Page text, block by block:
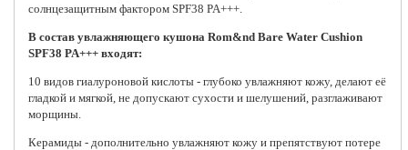
солнцезащитным фактором SPF38 PA+++.
В состав увлажняющего кушона Rom&nd Bare Water Cushion
SPF38 PA+++ входят:
10 видов гиалуроновой кислоты - глубоко увлажняют кожу, делают её
гладкой и мягкой, не допускают сухости и шелушений, разглаживают
морщины.
Керамиды - дополнительно увлажняют кожу и препятствуют потере